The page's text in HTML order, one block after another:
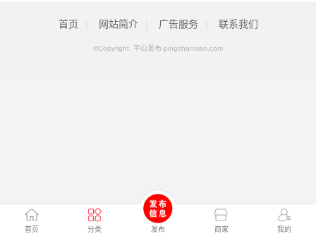
首页 分类 发布 商家 我的
首页 网站简介 广告服务 联系我们
©Copyright 平山发布-pingshanxian.com